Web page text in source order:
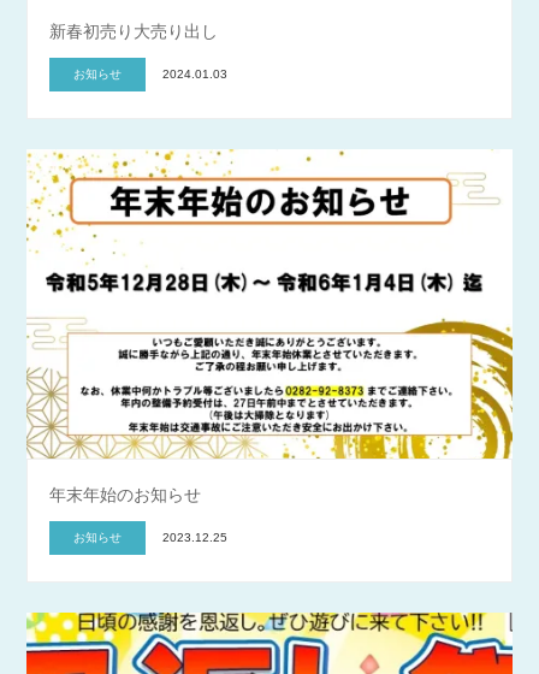
新春初売り大売り出し
お知らせ 2024.01.03
年末年始のお知らせ
お知らせ 2023.12.25